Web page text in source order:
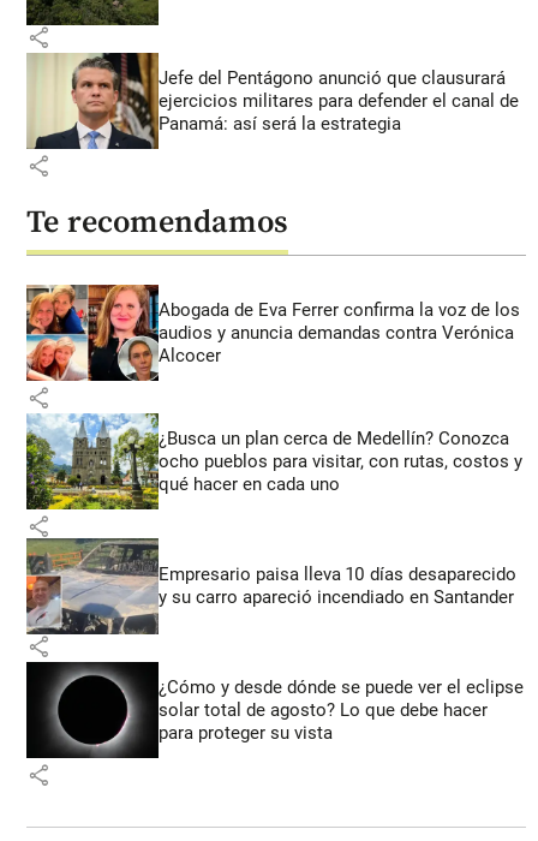
share
Jefe del Pentágono anunció que clausurará
ejercicios militares para defender el canal de
Panamá: así será la estrategia
share
Te recomendamos
Abogada de Eva Ferrer confirma la voz de los
audios y anuncia demandas contra Verónica
Alcocer
share
¿Busca un plan cerca de Medellín? Conozca
ocho pueblos para visitar, con rutas, costos y
qué hacer en cada uno
share
Empresario paisa lleva 10 días desaparecido
y su carro apareció incendiado en Santander
share
¿Cómo y desde dónde se puede ver el eclipse
solar total de agosto? Lo que debe hacer
para proteger su vista
share